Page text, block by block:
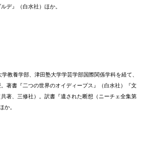
デ』（白水社）ほか。
教養学部、津田塾大学学芸学部国際関係学科を経て、
著書『二つの世界のオイディープス』（白水社）『文
著、三修社）。訳書『遺された断想（ニーチェ全集第
か。